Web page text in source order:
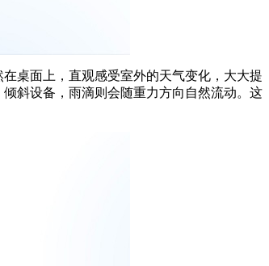
桌面上，直观感受室外的天气变化，大大提
斜设备，雨滴则会随重力方向自然流动。这